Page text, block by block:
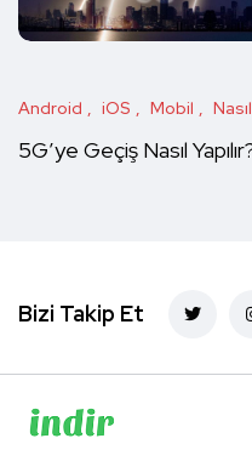
Android iOS Mobil
5G’ye Geçiş Nasıl
Bizi Takip Et